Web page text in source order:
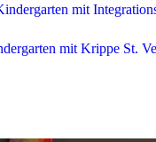
mit
mit Krippe St.